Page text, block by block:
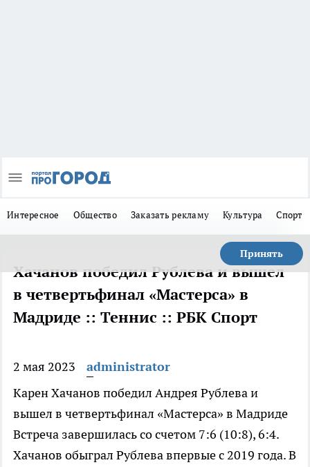
Интересное Общество Заказать рекламу Культура Спорт
Принять
Хачанов победил Рублева и вышел
в четвертьфинал «Мастерса» в
Мадриде :: Теннис :: РБК Спорт
2 мая 2023
administrator
Карен Хачанов победил Андрея Рублева и
вышел в четвертьфинал «Мастерса» в Мадриде
Встреча завершилась со счетом 7:6 (10:8), 6:4.
Хачанов обыграл Рублева впервые с 2019 года. В